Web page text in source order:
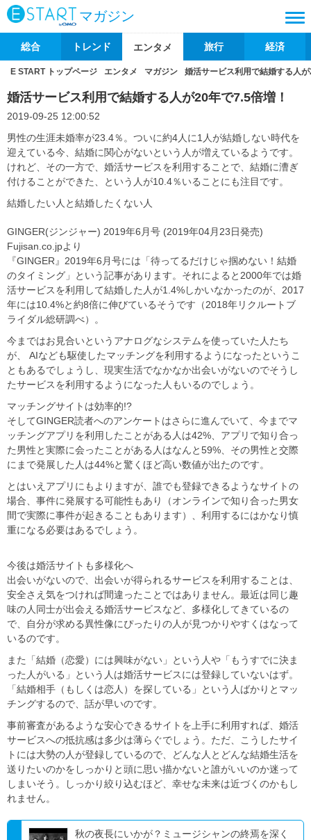
マガジン
総合 トレンド エンタメ 旅行 経済
E START トップページ エンタメ マガジン 婚活サービス利用で結婚する人
婚活サービス利用で結婚する人が20年で7.5倍増！
2019-09-25 12:00:52
男性の生涯未婚率が23.4％。ついに約4人に1人が結婚しない時代を
迎えている今、結婚に関心がないという人が増えているようです。
けれど、その一方で、婚活サービスを利用することで、結婚に漕ぎ
付けることができた、という人が10.4％いることにも注目です。
結婚したい人と結婚したくない人
GINGER(ジンジャー) 2019年6月号 (2019年04月23日発売)
Fujisan.co.jpより
『GINGER』2019年6月号には「待ってるだけじゃ掴めない！結婚
のタイミング」という記事があります。それによると2000年では婚
活サービスを利用して結婚した人が1.4%しかいなかったのが、2017
年には10.4%と約8倍に伸びているそうです（2018年リクルートブ
ライダル総研調べ）。
今まではお見合いというアナログなシステムを使っていた人たち
が、 AIなども駆使したマッチングを利用するようになったというこ
ともあるでしょうし、現実生活でなかなか出会いがないのでそうし
たサービスを利用するようになった人もいるのでしょう。
マッチングサイトは効率的!?
そしてGINGER読者へのアンケートはさらに進んでいて、今までマ
ッチングアプリを利用したことがある人は42%、アプリで知り合っ
た男性と実際に会ったことがある人はなんと59%、その男性と交際
にまで発展した人は44%と驚くほど高い数値が出たのです。
とはいえアプリにもよりますが、誰でも登録できるようなサイトの
場合、事件に発展する可能性もあり（オンラインで知り合った男女
間で実際に事件が起きることもあります）、利用するにはかなり慎
重になる必要はあるでしょう。
今後は婚活サイトも多様化へ
出会いがないので、出会いが得られるサービスを利用することは、
安全さえ気をつければ間違ったことではありません。最近は同じ趣
味の人同士が出会える婚活サービスなど、多様化してきているの
で、自分が求める異性像にぴったりの人が見つかりやすくはなって
いるのです。
また「結婚（恋愛）には興味がない」という人や「もうすでに決ま
った人がいる」という人は婚活サービスには登録していないはず。
「結婚相手（もしくは恋人）を探している」という人ばかりとマッ
チングするので、話が早いのです。
事前審査があるような安心できるサイトを上手に利用すれば、婚活
サービスへの抵抗感は多少は薄らぐでしょう。ただ、こうしたサイ
トには大勢の人が登録しているので、どんな人とどんな結婚生活を
送りたいのかをしっかりと頭に思い描かないと誰がいいのか迷って
しまいそう。しっかり絞り込むほど、幸せな未来は近づくのかもし
れません。
秋の夜長にいかが？ミュージシャンの終焉を深く